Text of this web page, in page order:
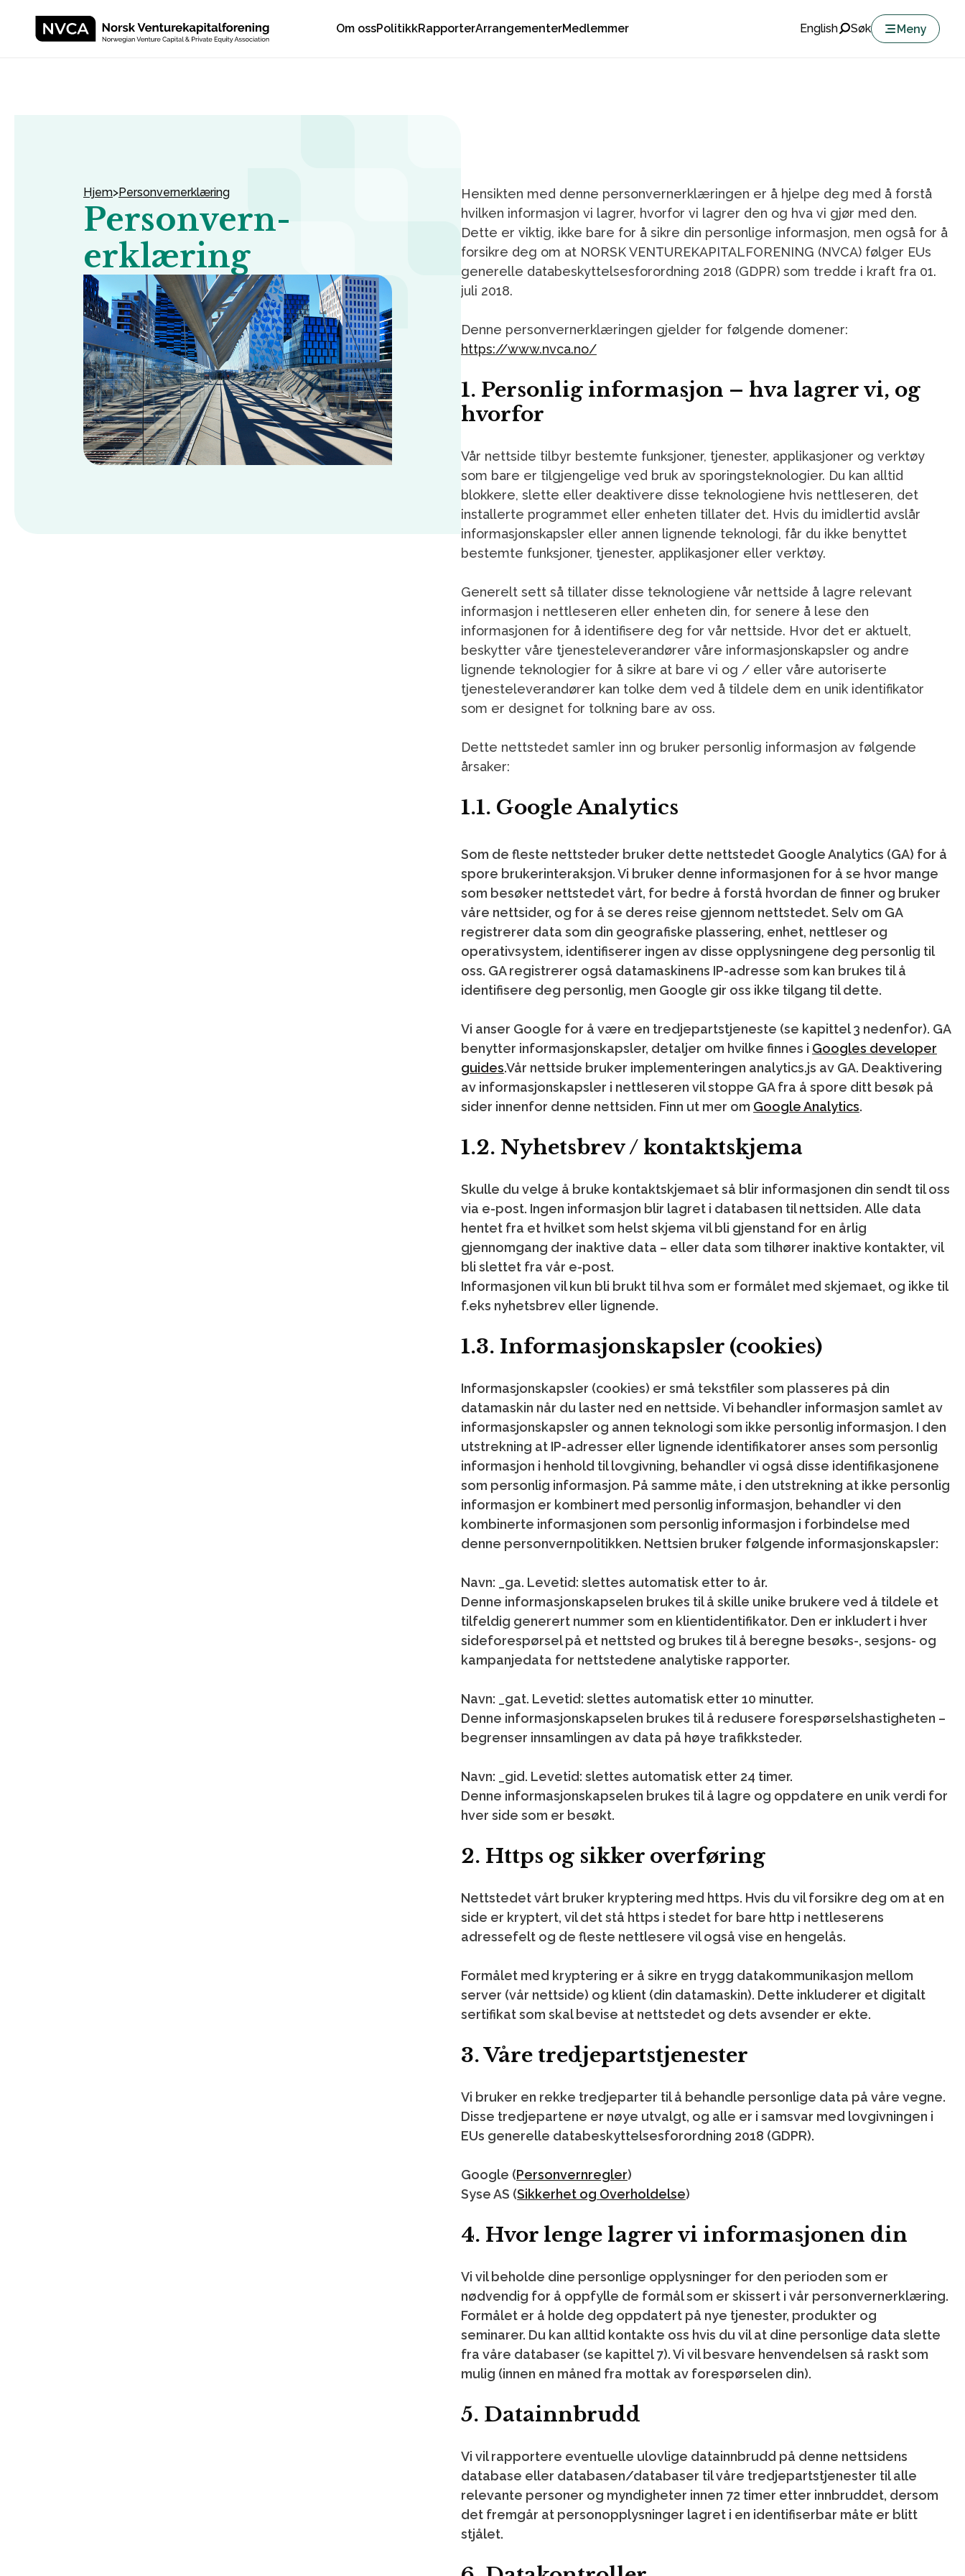
Om ossPolitikkRapporterArrangementerMedlemmer English Søk Meny
Hjem>Personvernerklæring
Personvern-
erklæring
Hensikten med denne personvernerklæringen er å hjelpe deg med å forstå
hvilken informasjon vi lagrer, hvorfor vi lagrer den og hva vi gjør med den.
Dette er viktig, ikke bare for å sikre din personlige informasjon, men også for å
forsikre deg om at NORSK VENTUREKAPITALFORENING (NVCA) følger EUs
generelle databeskyttelsesforordning 2018 (GDPR) som tredde i kraft fra 01.
juli 2018.
Denne personvernerklæringen gjelder for følgende domener:
https://www.nvca.no/
1. Personlig informasjon – hva lagrer vi, og
hvorfor
Vår nettside tilbyr bestemte funksjoner, tjenester, applikasjoner og verktøy
som bare er tilgjengelige ved bruk av sporingsteknologier. Du kan alltid
blokkere, slette eller deaktivere disse teknologiene hvis nettleseren, det
installerte programmet eller enheten tillater det. Hvis du imidlertid avslår
informasjonskapsler eller annen lignende teknologi, får du ikke benyttet
bestemte funksjoner, tjenester, applikasjoner eller verktøy.
Generelt sett så tillater disse teknologiene vår nettside å lagre relevant
informasjon i nettleseren eller enheten din, for senere å lese den
informasjonen for å identifisere deg for vår nettside. Hvor det er aktuelt,
beskytter våre tjenesteleverandører våre informasjonskapsler og andre
lignende teknologier for å sikre at bare vi og / eller våre autoriserte
tjenesteleverandører kan tolke dem ved å tildele dem en unik identifikator
som er designet for tolkning bare av oss.
Dette nettstedet samler inn og bruker personlig informasjon av følgende
årsaker:
1.1. Google Analytics
Som de fleste nettsteder bruker dette nettstedet Google Analytics (GA) for å
spore brukerinteraksjon. Vi bruker denne informasjonen for å se hvor mange
som besøker nettstedet vårt, for bedre å forstå hvordan de finner og bruker
våre nettsider, og for å se deres reise gjennom nettstedet. Selv om GA
registrerer data som din geografiske plassering, enhet, nettleser og
operativsystem, identifiserer ingen av disse opplysningene deg personlig til
oss. GA registrerer også datamaskinens IP-adresse som kan brukes til å
identifisere deg personlig, men Google gir oss ikke tilgang til dette.
Vi anser Google for å være en tredjepartstjeneste (se kapittel 3 nedenfor). GA
benytter informasjonskapsler, detaljer om hvilke finnes i Googles developer
guides.Vår nettside bruker implementeringen analytics.js av GA. Deaktivering
av informasjonskapsler i nettleseren vil stoppe GA fra å spore ditt besøk på
sider innenfor denne nettsiden. Finn ut mer om Google Analytics.
1.2. Nyhetsbrev / kontaktskjema
Skulle du velge å bruke kontaktskjemaet så blir informasjonen din sendt til oss
via e-post. Ingen informasjon blir lagret i databasen til nettsiden. Alle data
hentet fra et hvilket som helst skjema vil bli gjenstand for en årlig
gjennomgang der inaktive data – eller data som tilhører inaktive kontakter, vil
bli slettet fra vår e-post.
Informasjonen vil kun bli brukt til hva som er formålet med skjemaet, og ikke til
f.eks nyhetsbrev eller lignende.
1.3. Informasjonskapsler (cookies)
Informasjonskapsler (cookies) er små tekstfiler som plasseres på din
datamaskin når du laster ned en nettside. Vi behandler informasjon samlet av
informasjonskapsler og annen teknologi som ikke personlig informasjon. I den
utstrekning at IP-adresser eller lignende identifikatorer anses som personlig
informasjon i henhold til lovgivning, behandler vi også disse identifikasjonene
som personlig informasjon. På samme måte, i den utstrekning at ikke personlig
informasjon er kombinert med personlig informasjon, behandler vi den
kombinerte informasjonen som personlig informasjon i forbindelse med
denne personvernpolitikken. Nettsien bruker følgende informasjonskapsler:
Navn: _ga. Levetid: slettes automatisk etter to år.
Denne informasjonskapselen brukes til å skille unike brukere ved å tildele et
tilfeldig generert nummer som en klientidentifikator. Den er inkludert i hver
sideforespørsel på et nettsted og brukes til å beregne besøks-, sesjons- og
kampanjedata for nettstedene analytiske rapporter.
Navn: _gat. Levetid: slettes automatisk etter 10 minutter.
Denne informasjonskapselen brukes til å redusere forespørselshastigheten –
begrenser innsamlingen av data på høye trafikksteder.
Navn: _gid. Levetid: slettes automatisk etter 24 timer.
Denne informasjonskapselen brukes til å lagre og oppdatere en unik verdi for
hver side som er besøkt.
2. Https og sikker overføring
Nettstedet vårt bruker kryptering med https. Hvis du vil forsikre deg om at en
side er kryptert, vil det stå https i stedet for bare http i nettleserens
adressefelt og de fleste nettlesere vil også vise en hengelås.
Formålet med kryptering er å sikre en trygg datakommunikasjon mellom
server (vår nettside) og klient (din datamaskin). Dette inkluderer et digitalt
sertifikat som skal bevise at nettstedet og dets avsender er ekte.
3. Våre tredjepartstjenester
Vi bruker en rekke tredjeparter til å behandle personlige data på våre vegne.
Disse tredjepartene er nøye utvalgt, og alle er i samsvar med lovgivningen i
EUs generelle databeskyttelsesforordning 2018 (GDPR).
Google (Personvernregler)
Syse AS (Sikkerhet og Overholdelse)
4. Hvor lenge lagrer vi informasjonen din
Vi vil beholde dine personlige opplysninger for den perioden som er
nødvendig for å oppfylle de formål som er skissert i vår personvernerklæring.
Formålet er å holde deg oppdatert på nye tjenester, produkter og
seminarer. Du kan alltid kontakte oss hvis du vil at dine personlige data slette
fra våre databaser (se kapittel 7). Vi vil besvare henvendelsen så raskt som
mulig (innen en måned fra mottak av forespørselen din).
5. Datainnbrudd
Vi vil rapportere eventuelle ulovlige datainnbrudd på denne nettsidens
database eller databasen/databaser til våre tredjepartstjenester til alle
relevante personer og myndigheter innen 72 timer etter innbruddet, dersom
det fremgår at personopplysninger lagret i en identifiserbar måte er blitt
stjålet.